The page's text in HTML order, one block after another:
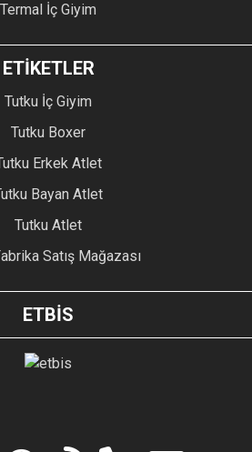
Termal İç Giyim
ETİKETLER
Tutku İç Giyim
Tutku Boxer
Erkek Atlet
Bayan Atlet
Tutku Atlet
Satış Mağazası
ETBİS